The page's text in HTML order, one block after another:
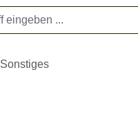
Sonstiges